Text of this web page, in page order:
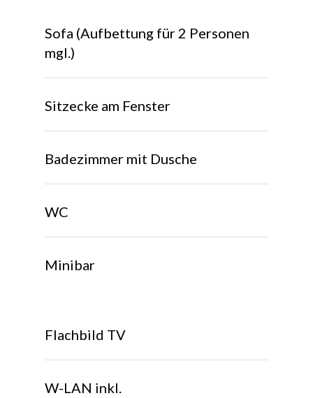
Sofa (Aufbettung für 2 Personen
mgl.)
Sitzecke am Fenster
Badezimmer mit Dusche
WC
Minibar
Flachbild TV
W-LAN inkl.